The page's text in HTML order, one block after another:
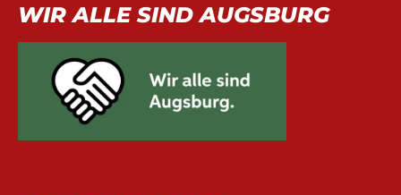
WIR ALLE SIND AUGSBURG